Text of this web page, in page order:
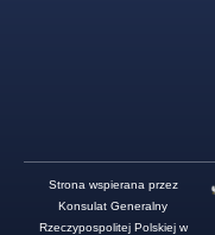
Strona wspierana przez
Konsulat Generalny
Rzeczypospolitej Polskiej w